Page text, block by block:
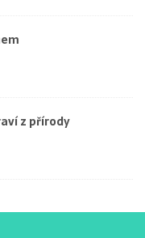
z přírody